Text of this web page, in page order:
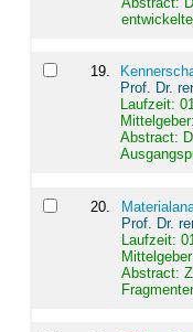
19.
Prof. Dr.
Laufzeit:
Abstract:
20
Prof. Dr.
Laufzeit:
Abstract: